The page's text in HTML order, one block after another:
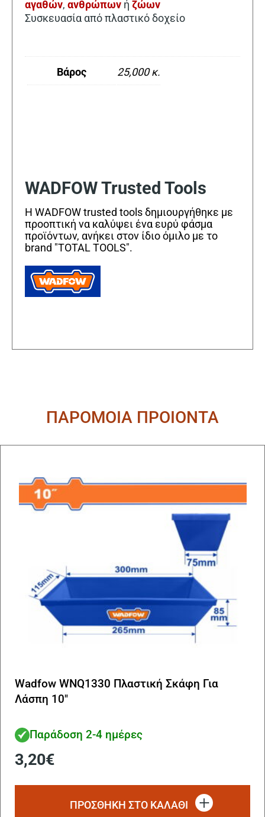
αγαθών, ανθρώπων ή ζώων
Συσκευασία από πλαστικό δοχείο
Βάρος 25,000 κ.
WADFOW Trusted Tools
Η WADFOW trusted tools δημιουργήθηκε με
προοπτική να καλύψει ένα ευρύ φάσμα
προϊόντων, ανήκει στον ίδιο όμιλο με το
brand "TOTAL TOOLS".
ΠΑΡΟΜΟΙΑ ΠΡΟΙΟΝΤΑ
Wadfow WNQ1330 Πλαστική Σκάφη Για
Λάσπη 10″
Παράδοση 2-4 ημέρες
3,20€
ΠΡΟΣΘΗΚΗ ΣΤΟ ΚΑΛΑΘΙ